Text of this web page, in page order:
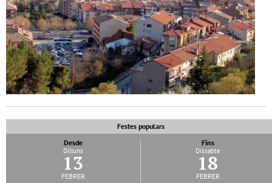
Festes populars
Desde
Dilluns
13
febrer
Fins
Dissabte
18
febrer